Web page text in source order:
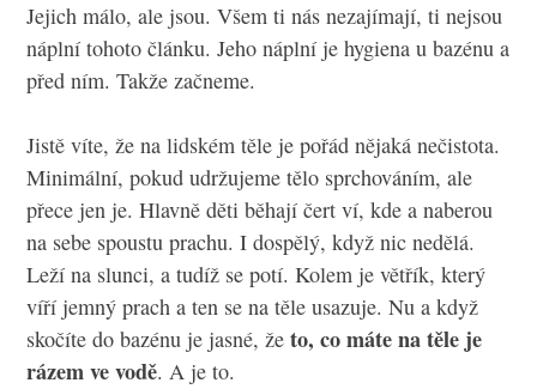
Jejich málo, ale jsou. Všem ti nás nezajímají, ti nejsou
náplní tohoto článku. Jeho náplní je hygiena u bazénu a
před ním. Takže začneme.
Jistě víte, že na lidském těle je pořád nějaká nečistota.
Minimální, pokud udržujeme tělo sprchováním, ale
přece jen je. Hlavně děti běhají čert ví, kde a naberou
na sebe spoustu prachu. I dospělý, když nic nedělá.
Leží na slunci, a tudíž se potí. Kolem je větřík, který
víří jemný prach a ten se na těle usazuje. Nu a když
skočíte do bazénu je jasné, žeto, co máte na těle je
rázem ve vodě. A je to.